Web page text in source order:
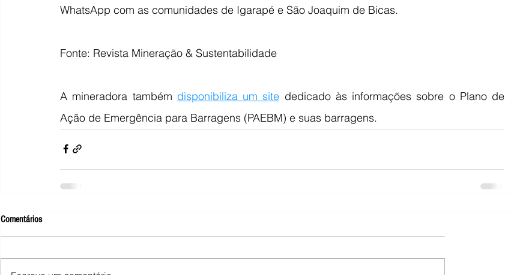
WhatsApp com as comunidades de Igarapé e São Joaquim de Bicas.
Fonte: Revista Mineração & Sustentabilidade
A mineradora também disponibiliza um site dedicado às informações sobre o Plano de
Ação de Emergência para Barragens (PAEBM) e suas barragens.
Comentários